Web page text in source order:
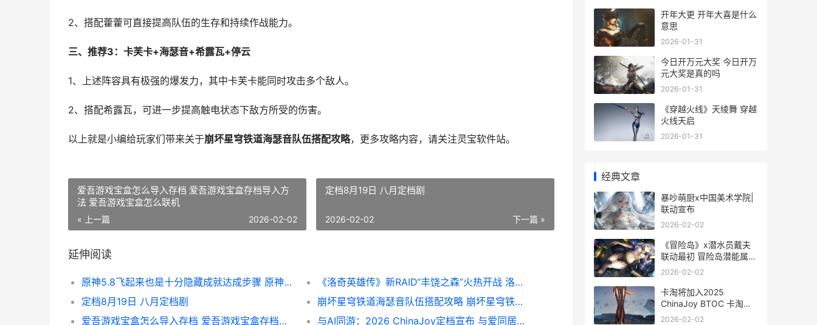
2、搭配藿藿可直接提高队伍的生存和持续作战能力。
三、推荐3：卡芙卡+海瑟音+希露瓦+停云
1、上述阵容具有极强的爆发力，其中卡芙卡能同时攻击多个敌人。
2、搭配希露瓦，可进一步提高触电状态下敌方所受的伤害。
以上就是小编给玩家们带来关于崩坏星穹铁道海瑟音队伍搭配攻略，更多攻略内容，请关注灵宝软件站。
爱吾游戏宝盒怎么导入存档 爱吾游戏宝盒存档导入方
法 爱吾游戏宝盒怎么联机
« 上一篇 2026-02-02
定档8月19日 八月定档剧
下一篇 »
2026-02-02
延伸阅读
原神5.8飞起来也是十分隐藏成就达成步骤 原神飞行飞不过去
《洛奇英雄传》新RAID“丰饶之森”火热开战 洛奇英雄传2
定档8月19日 八月定档剧
崩坏星穹铁道海瑟音队伍搭配攻略 崩坏星穹铁道海瑟音培养攻略
爱吾游戏宝盒怎么导入存档 爱吾游戏宝盒存档导入方法 爱吾游戏宝盒怎么联机
与AI同游：2026 ChinaJoy定档宣布 与爱同居2(18)哔哩哔哩
开年大更 开年大喜是什么
意思
2026-01-31
今日开万元大奖 今日开万
元大奖是真的吗
2026-01-31
《穿越火线》天绫舞 穿越
火线天启
2026-01-31
经典文章
暴吵萌厨x中国美术学院|
联动宣布
2026-02-02
《冒险岛》x潜水员戴夫
联动最初 冒险岛潜能属性
详解
2026-02-02
卡淘将加入2025
ChinaJoy BTOC 卡淘什
么时候能恢复注册
2026-02-02